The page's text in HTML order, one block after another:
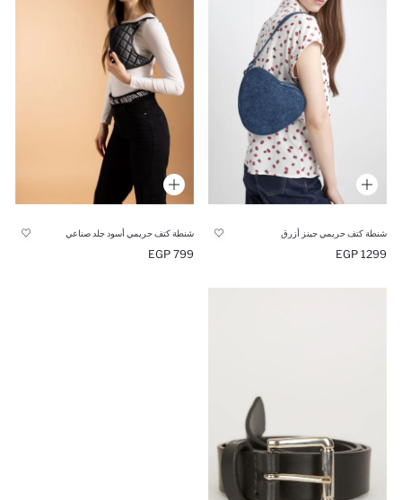
شنطة كتف حريمي جينز أزرق
1299 EGP
شنطة كتف حريمي أسود جلد صناعي
799 EGP